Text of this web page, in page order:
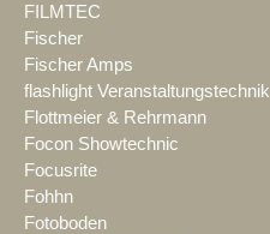
FILMTEC
Fischer
Fischer Amps
flashlight Veranstaltungstechnik
Flottmeier & Rehrmann
Focon Showtechnic
Focusrite
Fohhn
Fotoboden